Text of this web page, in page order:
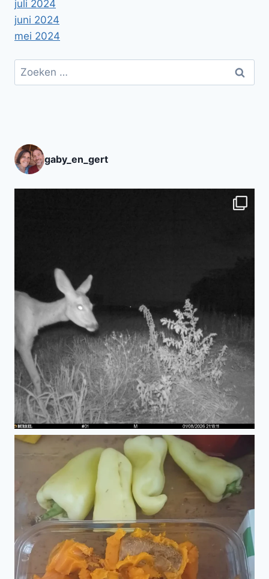
juli 2024
juni 2024
mei 2024
Zoeken
naar:
gaby_en_gert